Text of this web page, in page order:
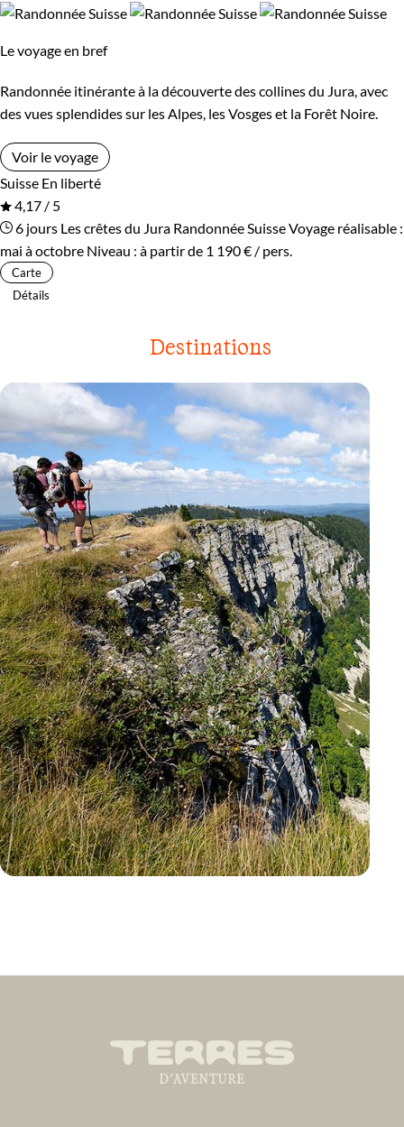
Le voyage en bref
Randonnée itinérante à la découverte des collines du Jura, avec
des vues splendides sur les Alpes, les Vosges et la Forêt Noire.
Voir le voyage
Suisse En liberté
4,17 / 5
6 jours Les crêtes du Jura Randonnée SuisseVoyage réalisable :
mai à octobre Niveau : à partir de 1 190 € / pers.
Carte
Détails
Destinations